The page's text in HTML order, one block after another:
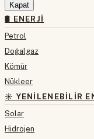
Kapat
🛢 ENERJI
Petrol
Doğalgaz
Kömür
Nükleer
☀️ YENILENEBILIR
Solar
Hidrojen